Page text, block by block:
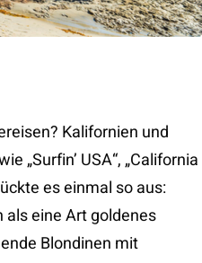
Kalifornien und
„Surfin’ USA“, „California
es einmal so aus:
als eine Art goldenes
Blondinen mit